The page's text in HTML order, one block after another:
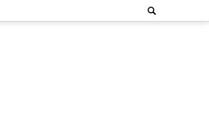
Search
for: